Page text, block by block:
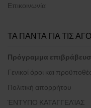
Επικοινωνία
ΤΑ ΠΑΝΤΑ ΓΙΑ ΤΙΣ
Πρόγραμμα
Γενικοί όροι και
Πολιτική απορρήτου
ΈΝΤΥΠΟ ΚΑΤΑΓΓΕΛΊΑΣ